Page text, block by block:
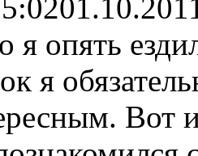
я опять
я
Вот